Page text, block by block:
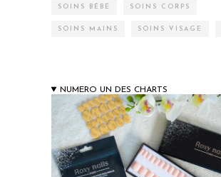
SOINS BÉBÉ SOINS CORPS
SOINS MAINS SOINS VISAGE
NUMERO UN DES CHARTS